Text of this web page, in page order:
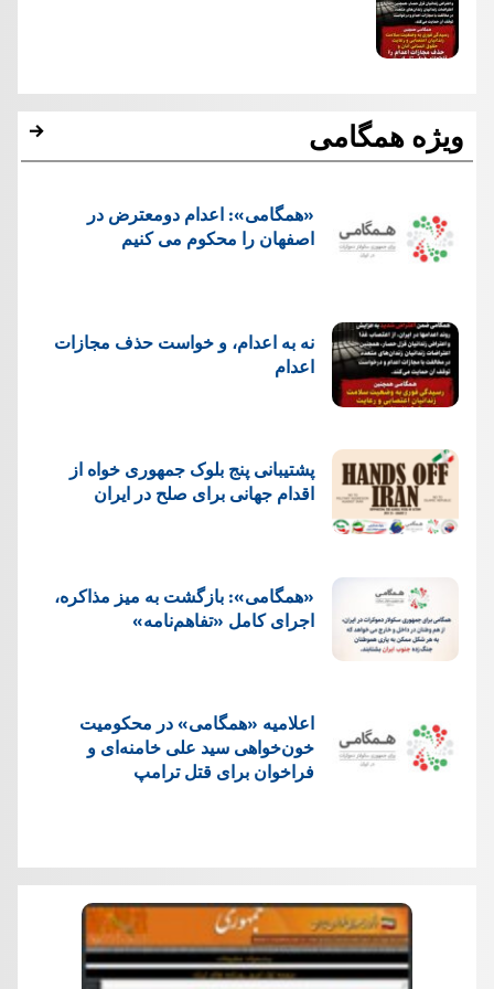
ویژه همگامی
«همگامی»: اعدام دومعترض در
اصفهان را محکوم می کنیم
نه به اعدام، و خواست حذف مجازات
اعدام
پشتيبانی پنج بلوک جمهوری خواه از
اقدام جهانی برای صلح در ایران
«همگامی»: بازگشت به میز مذاکره،
اجرای کامل «تفاهم‌نامه»
اعلامیه «همگامی» در محکومیت
خون‌خواهی سید علی خامنه‌ای و
فراخوان برای قتل ترامپ